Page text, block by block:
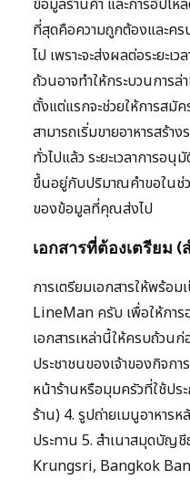
ข้อมูลร้านค้า และการอัปโ
ที่สุดคือความถูกต้องและค
ไป เพราะจะส่งผลต่อระยะเ
ถ้วนอาจทำให้กระบวนการล่
ตั้งแต่แรกจะช่วยให้การสมั
สามารถเริ่มขายอาหารสร้าง
ทั่วไปแล้ว ระยะเวลาการอ
ขึ้นอยู่กับปริมาณคำขอในช่
ของข้อมูลที่คุณส่งไป
เอกสารที่ต้องเตรียม
การเตรียมเอกสารให้พร้อ
LineMan ครับ เพื่อให้กา
เอกสารเหล่านี้ให้ครบถ้วน
ประชาชนของเจ้าของกิจกา
หน้าร้านหรือมุมครัวที่ใช้ปร
ร้าน) 4. รูปถ่ายเมนูอาหาร
ประทาน 5. สำเนาสมุดบัญ
Krungsri, Bangkok